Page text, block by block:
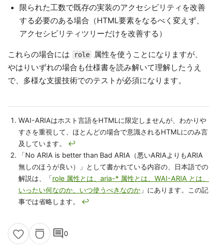
限られた工数で既存の実装のアクセシビリティを改善
する必要のある場合（HTML要素をなるべく変えず、
アクセシビリティツリーだけを改善する）
これらの場合には role
属性を使うことになりますが、
やはりいずれの場合も仕様書を読み解いて理解したうえ
で、多様な支援技術でのテストが必須になります。
WAI-ARIAはホスト言語をHTMLに限定しませんが、わかりや
すさを重視して、ほとんどの場合で意識されるHTMLにのみ言
及しています。 ↩
「No ARIA is better than Bad ARIA（悪いARIAよりもARIA
無しのほうが良い）」として書かれている内容の、日本語での
解説は、「role 属性とは、aria-* 属性とは、WAI-ARIA とは、
いったい何なのか、いつ使うべきなのか」にあります。この記
事では省略します。 ↩
comment0